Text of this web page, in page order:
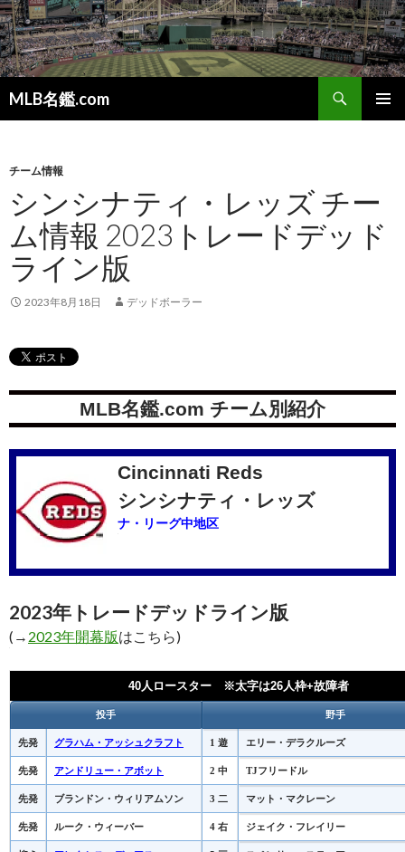
MLB名鑑.com
索
ン
ツ
へ
ス
キ
ッ
プ
チーム情報
シンシナティ・レッズ チー
ム情報 2023トレードデッド
ライン版
2023年8月18日 デッドボーラー
MLB名鑑.com チーム別紹介
Cincinnati Reds
シンシナティ・レッズ
ナ・リーグ中地区
2023年トレードデッドライン版
(→ 2023年開幕版はこちら)
40人ロースター ※太字は26人枠+故障者
投手 野手
先発 グラハム・アッシュクラフト 1 遊 エリー・デラクルーズ
先発 アンドリュー・アボット 2 中 TJフリードル
先発 ブランドン・ウィリアムソン 3 二 マット・マクレーン
先発 ルーク・ウィーバー 4 右 ジェイク・フレイリー